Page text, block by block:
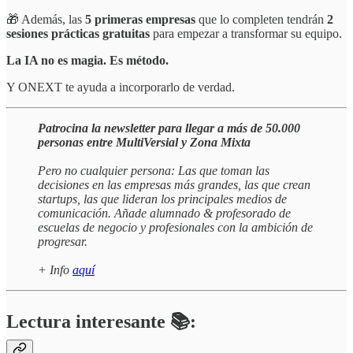
🎁 Además, las 5 primeras empresas que lo completen tendrán 2
sesiones prácticas gratuitas para empezar a transformar su equipo.
La IA no es magia. Es método.
Y ONEXT te ayuda a incorporarlo de verdad.
Patrocina la newsletter para llegar a más de 50.000
personas entre MultiVersial y Zona Mixta
Pero no cualquier persona: Las que toman las
decisiones en las empresas más grandes, las que crean
startups, las que lideran los principales medios de
comunicación. Añade alumnado & profesorado de
escuelas de negocio y profesionales con la ambición de
progresar.
+ Info aquí
Lectura interesante 📚: